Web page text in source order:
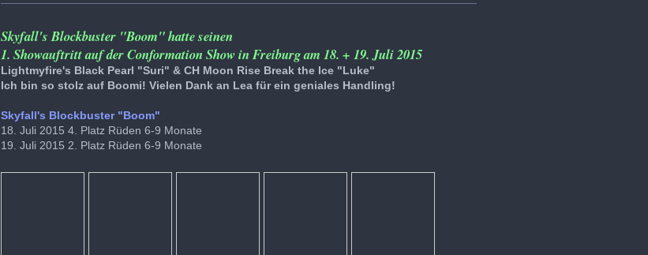
Skyfall's Blockbuster "Boom" hatte seinen
1. Showauftritt auf der Conformation Show in Freiburg am 18. + 19. Juli 2015
Lightmyfire's Black Pearl "Suri" & CH Moon Rise Break the Ice "Luke"
Ich bin so stolz auf Boomi! Vielen Dank an Lea für ein geniales Handling!
Skyfall's Blockbuster "Boom"
18. Juli 2015 4. Platz Rüden 6-9 Monate
19. Juli 2015 2. Platz Rüden 6-9 Monate